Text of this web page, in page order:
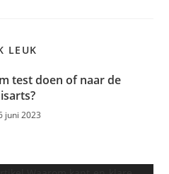
LEUK
test doen of naar de
juni 2023